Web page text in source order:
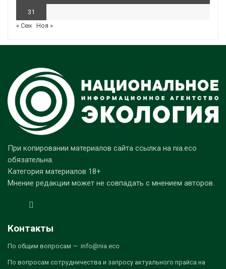
31
« Сен
Ноя »
При копировании материалов сайта ссылка на nia.eco
обязательна.
Категория материалов 18+
Мнение редакции может не совпадать с мнением авторов.
Контакты
По общим вопросам — info@nia.eco
По вопросам сотрудничества и запросу актуального прайса на